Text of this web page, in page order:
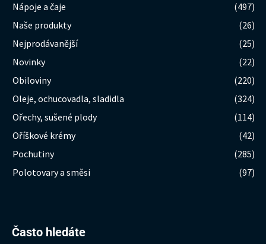
Nápoje a čaje
(497)
Naše produkty
(26)
Nejprodávanější
(25)
Novinky
(22)
Obiloviny
(220)
Oleje, ochucovadla, sladidla
(324)
Ořechy, sušené plody
(114)
Oříškové krémy
(42)
Pochutiny
(285)
Polotovary a směsi
(97)
Často hledáte
Hledat: